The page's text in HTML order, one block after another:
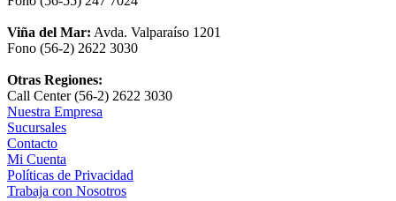
Viña del Mar: Avda. Valparaíso 1201
Fono (56-2) 2622 3030
Otras Regiones:
Call Center (56-2) 2622 3030
Nuestra Empresa
Sucursales
Contacto
Mi Cuenta
Políticas de Privacidad
Trabaja con Nosotros